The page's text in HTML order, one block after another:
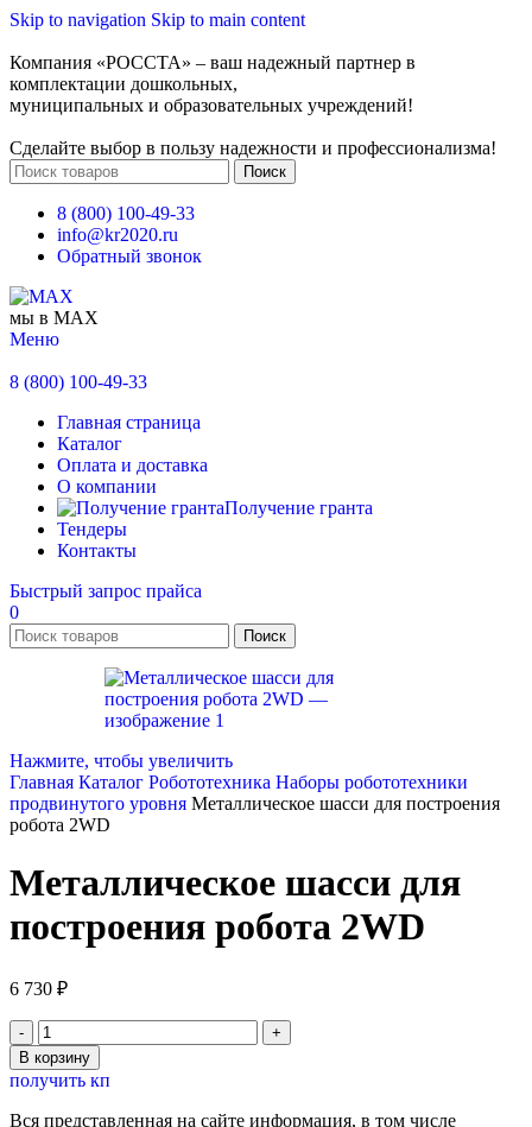
Skip to navigation Skip to main content
Компания «РОССТА» – ваш надежный партнер в
комплектации дошкольных,
муниципальных и образовательных учреждений!
Сделайте выбор в пользу надежности и профессионализма!
Поиск
8 (800) 100-49-33
info@kr2020.ru
Обратный звонок
мы в MAX
Меню
8 (800) 100-49-33
Главная страница
Каталог
Оплата и доставка
О компании
Получение гранта
Тендеры
Контакты
Быстрый запрос прайса
0
Поиск
Нажмите, чтобы увеличить
Главная Каталог Робототехника Наборы робототехники
продвинутого уровня Металлическое шасси для построения
робота 2WD
Металлическое шасси для
построения робота 2WD
6 730 ₽
Количество
товара
Металлическое
шасси
для
В корзину
получить кп
Вся представленная на сайте информация, в том числе